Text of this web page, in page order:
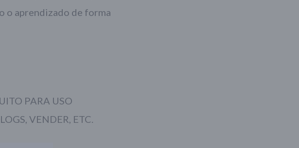
o aprendizado de forma
PARA USO
VENDER, ETC.